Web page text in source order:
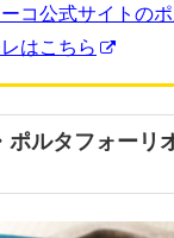
コ公式サイトの
はこちら
ポルタフォーリ